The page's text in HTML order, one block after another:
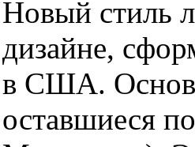
Новый стиль
дизайне,
в США.
оставшиеся